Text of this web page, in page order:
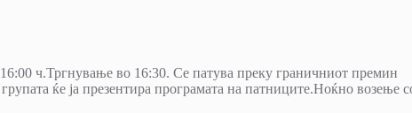
ч.Тргнување во 16:30. Се патува преку граничниот премин
ќе ја презентира програмата на патниците.Ноќно возење